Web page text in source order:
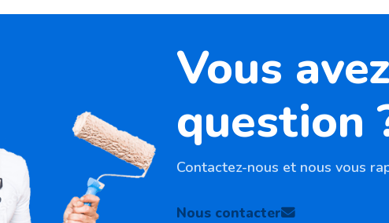
Vous
question
Contactez-nous et nous vous
Nous contacter